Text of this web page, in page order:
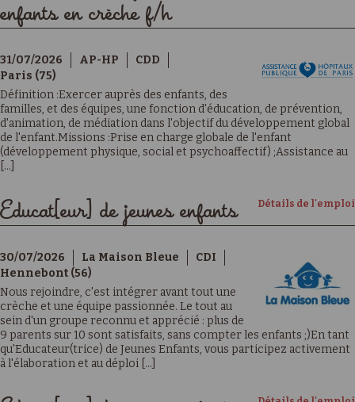
enfants en crèche f/h
31/07/2026 AP-HP
CDD
Paris (75)
Définition :Exercer auprès des enfants, des
familles, et des équipes, une fonction d'éducation, de prévention,
d'animation, de médiation dans l'objectif du développement global
de l'enfant.Missions :Prise en charge globale de l'enfant
(développement physique, social et psychoaffectif) ;Assistance au
[...]
Détails de l'emploi
Educat[eur] de jeunes enfants
30/07/2026 La Maison Bleue
CDI
Hennebont (56)
Nous rejoindre, c'est intégrer avant tout une
crèche et une équipe passionnée. Le tout au
sein d'un groupe reconnu et apprécié : plus de
9 parents sur 10 sont satisfaits, sans compter les enfants ;)En tant
qu'Educateur(trice) de Jeunes Enfants, vous participez activement
à l'élaboration et au déploi [...]